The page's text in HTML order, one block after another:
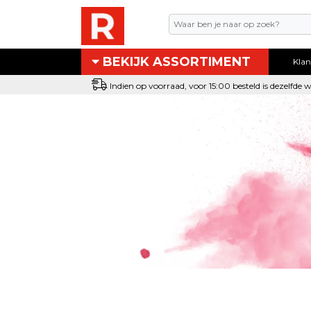
BEKIJK ASSORTIMENT
Assortiment
DUOLINE® producten
Schuur- & verbruiksmateriaal
Parketolie & parketlak
Indien op voorraad, voor 15:00 besteld is dezelfde